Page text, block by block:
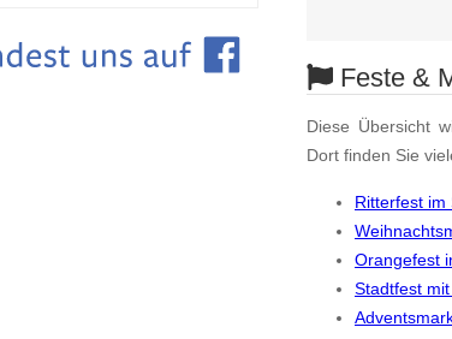
Feste &
Diese Übersicht
Dort finden Sie
Ritterfest im
Orangefest
Stadtfest